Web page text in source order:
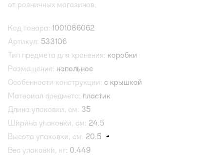
от розничных магазинов.
Код товара: 1001086062
Артикул: 533106
Тип предмета для хранения: коробки
Размещение: напольное
Особенности конструкции: с крышкой
Материал предмета: пластик
Длина упаковки, см: 35
Ширина упаковки, см: 24.5
Высота упаковки, см: 20.5
Вес упаковки, кг: 0.449